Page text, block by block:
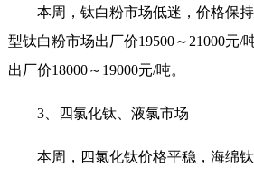
本周，钛白粉市场低迷，价格保
型钛白粉市场出厂价19500～21000元/
出厂价18000～19000元/吨。
3、四氯化钛、液氯市场
本周，四氯化钛价格平稳，海绵